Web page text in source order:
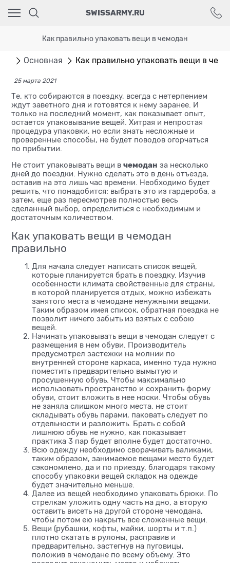
SWISSARMY.RU
Как правильно упаковать вещи в чемодан
Основная Как правильно упаковать вещи в
25 марта 2021
Те, кто собираются в поездку, всегда с нетерпением
ждут заветного дня и готовятся к нему заранее. И
только на последний момент, как показывает опыт,
остается упаковывание вещей. Хитрая и непростая
процедура упаковки, но если знать несложные и
проверенные способы, не будет поводов огорчаться
по прибытии.
Не стоит упаковывать вещи в чемодан за несколько
дней до поездки. Нужно сделать это в день отъезда,
оставив на это лишь час времени. Необходимо будет
решить, что понадобится: выбрать это из гардероба, а
затем, еще раз пересмотрев полностью весь
сделанный выбор, определиться с необходимым и
достаточным количеством.
Как упаковать вещи в чемодан
правильно
Для начала следует написать список вещей,
которые планируется брать в поездку. Изучив
особенности климата свойственные для страны,
в которой планируется отдых, можно избежать
занятого места в чемодане ненужными вещами.
Таким образом имея список, обратная поездка не
позволит ничего забыть из взятых с собою
вещей.
Начинать упаковывать вещи в чемодан следует с
размещения в нем обуви. Производитель
предусмотрел застежки на молнии по
внутренней стороне каркаса, именно туда нужно
поместить предварительно вымытую и
просушенную обувь. Чтобы максимально
использовать пространство и сохранить форму
обуви, стоит вложить в нее носки. Чтобы обувь
не заняла слишком много места, не стоит
складывать обувь парами, паковать следует по
отдельности и разложить. Брать с собой
лишнюю обувь не нужно, как показывает
практика 3 пар будет вполне будет достаточно.
Всю одежду необходимо сворачивать валиками,
таким образом, занимаемое вещами место будет
сэкономлено, да и по приезду, благодаря такому
способу упаковки вещей складок на одежде
будет значительно меньше.
Далее из вещей необходимо упаковать брюки. По
стрелкам уложить одну часть на дно, а вторую
оставить висеть на другой стороне чемодана,
чтобы потом ею накрыть все сложенные вещи.
Вещи (рубашки, кофты, майки, шорты и т.п.)
плотно скатать в рулоны, расправив и
предварительно, застегнув на пуговицы,
положив в чемодане по всему объему. Это
Ваш город - Москва,
угадали?